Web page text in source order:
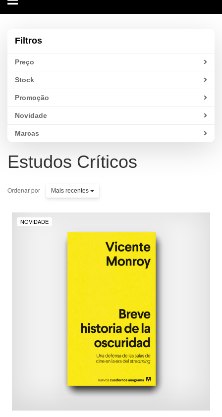
navigation
Filtros
Preço
Stock
Promoção
Novidade
Marcas
Estudos Críticos
Ordenar por Mais recentes
NOVIDADE